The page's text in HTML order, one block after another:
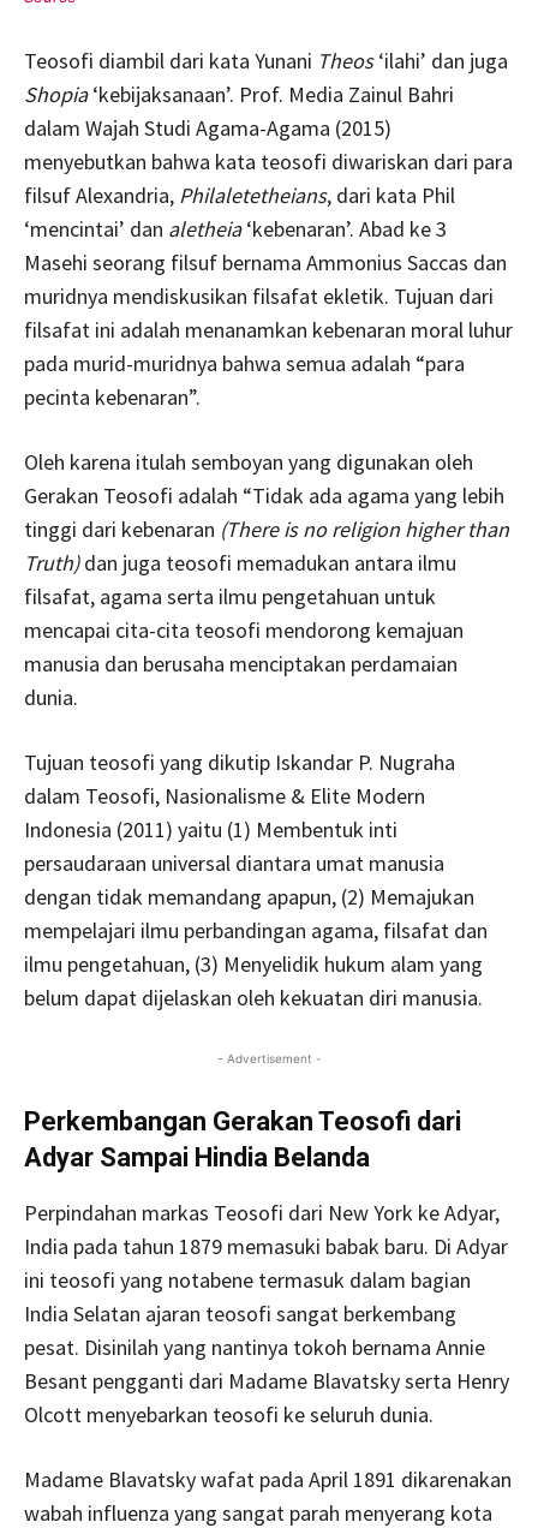
Teosofi diambil dari kata Yunani Theos‘ilahi’ dan juga
Shopia‘kebijaksanaan’. Prof. Media Zainul Bahri
dalam Wajah Studi Agama-Agama (2015)
menyebutkan bahwa kata teosofi diwariskan dari para
filsuf Alexandria, Philaletetheians, dari kata Phil
‘mencintai’ dan aletheia‘kebenaran’. Abad ke 3
Masehi seorang filsuf bernama Ammonius Saccas dan
muridnya mendiskusikan filsafat ekletik. Tujuan dari
filsafat ini adalah menanamkan kebenaran moral luhur
pada murid-muridnya bahwa semua adalah “para
pecinta kebenaran”.
Oleh karena itulah semboyan yang digunakan oleh
Gerakan Teosofi adalah “Tidak ada agama yang lebih
tinggi dari kebenaran (There is no religion higher than
Truth)dan juga teosofi memadukan antara ilmu
filsafat, agama serta ilmu pengetahuan untuk
mencapai cita-cita teosofi mendorong kemajuan
manusia dan berusaha menciptakan perdamaian
dunia.
Tujuan teosofi yang dikutip Iskandar P. Nugraha
dalam Teosofi, Nasionalisme & Elite Modern
Indonesia (2011) yaitu (1) Membentuk inti
persaudaraan universal diantara umat manusia
dengan tidak memandang apapun, (2) Memajukan
mempelajari ilmu perbandingan agama, filsafat dan
ilmu pengetahuan, (3) Menyelidik hukum alam yang
belum dapat dijelaskan oleh kekuatan diri manusia.
- Advertisement -
Perkembangan Gerakan Teosofi dari
Adyar Sampai Hindia Belanda
Perpindahan markas Teosofi dari New York ke Adyar,
India pada tahun 1879 memasuki babak baru. Di Adyar
ini teosofi yang notabene termasuk dalam bagian
India Selatan ajaran teosofi sangat berkembang
pesat. Disinilah yang nantinya tokoh bernama Annie
Besant pengganti dari Madame Blavatsky serta Henry
Olcott menyebarkan teosofi ke seluruh dunia.
Madame Blavatsky wafat pada April 1891 dikarenakan
wabah influenza yang sangat parah menyerang kota